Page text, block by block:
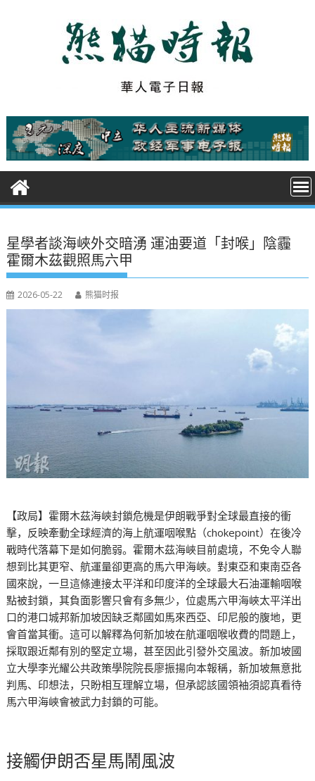
t
星學者談海峽外交暗湧 運油要道「封喉」陰霾
霍爾木茲觀照馬六甲
2026-05-22 熊猫时报
【政局】霍爾木茲海峽封鎖危機是伊朗戰爭對全球最直接的衝
擊，反映牽動全球經濟的海上航運咽喉點（chokepoint）在後冷
戰時代落幕下是如何脆弱。霍爾木茲海峽目前處境，不免令人聯
想到比其更窄、航運量卻更高的馬六甲海峽。對東亞和東南亞各
國來說，一旦這條連接太平洋和印度洋的全球最大石油運輸咽喉
點被封鎖，其負面影響只會有多無少，位處馬六甲海峽太平洋出
口的港口城邦新加坡因缺乏鄰國如馬來西亞、印尼般的腹地，更
會首當其衝。這可以解釋為何新加坡在航運咽喉收費的問題上，
採取跟近鄰有別的堅定立場，甚至因此引發外交風波。新加坡國
立大學李光耀公共政策學院院長廖振揚向本報稱，新加坡無意批
判馬、印想法，只盼相互理解立場，但承認該國領袖須認真看待
馬六甲海峽會被武力封鎖的可能。
接觸伊朗否星馬鬧風波